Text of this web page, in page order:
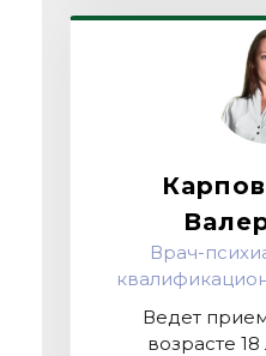
Врач-
Ведет
возрасте